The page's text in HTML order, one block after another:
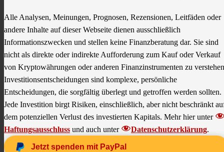
Alle Analysen, Meinungen, Prognosen, Rezensionen, Leitfäden oder
andere Inhalte auf dieser Webseite dienen ausschließlich
Informationszwecken und stellen keine Finanzberatung dar. Sie sind
nicht als direkte oder indirekte Aufforderung zum Kauf oder Verkauf
von Kryptowährungen oder anderen Finanzinstrumenten zu
Investitionsentscheidungen sind komplexe, persönliche
Entscheidungen, die sorgfältig überlegt und getroffen werden sollten.
Jede Investition birgt Risiken, einschließlich, aber nicht beschränkt
dem potenziellen Verlust des investierten Kapitals. Mehr hier unter
Haftungsausschluss und auch unter Datenschutzerklärung.
Jetzt spenden mit PayPal